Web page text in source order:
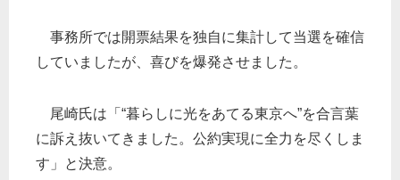
事務所では開票結果を独自に集計して当選を確信
していましたが、喜びを爆発させました。
尾崎氏は「“暮らしに光をあてる東京へ”を合言葉
に訴え抜いてきました。公約実現に全力を尽くしま
す」と決意。